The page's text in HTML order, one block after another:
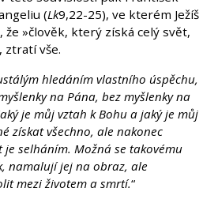
(Lk9,22-25), ve kterém Ježíš
»člověk, který získá celý svět,
ztratí vše.
hledáním vlastního úspěchu,
na Pána, bez myšlenky na
je můj vztah k Bohu a jaký je můj
získat všechno, ale nakonec
je selháním. Možná se takovému
namalují jej na obraz, ale
mezi životem a smrtí.“